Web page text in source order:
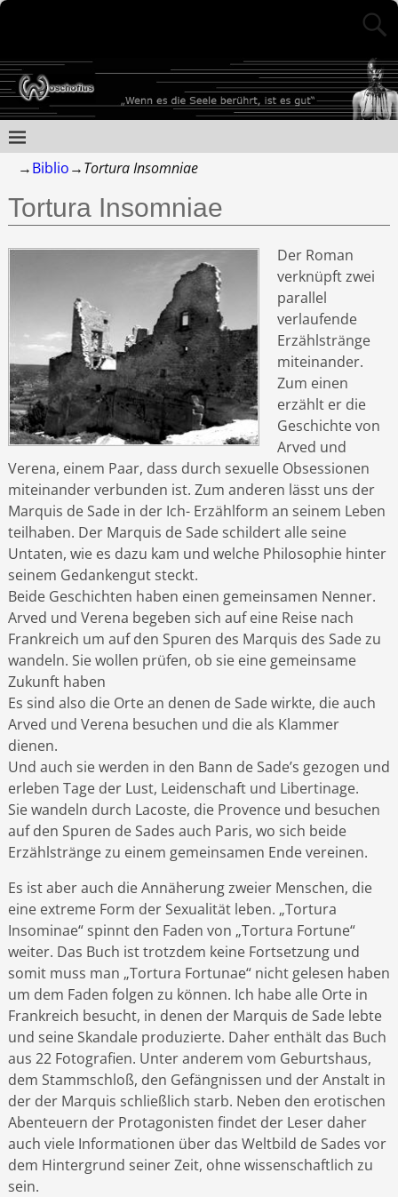
→Biblio→Tortura Insomniae
Tortura Insomniae
Der Roman
verknüpft zwei
parallel
verlaufende
Erzählstränge
miteinander.
Zum einen
erzählt er die
Geschichte von
Arved und
Verena, einem Paar, dass durch sexuelle Obsessionen
miteinander verbunden ist. Zum anderen lässt uns der
Marquis de Sade in der Ich- Erzählform an seinem Leben
teilhaben. Der Marquis de Sade schildert alle seine
Untaten, wie es dazu kam und welche Philosophie hinter
seinem Gedankengut steckt.
Beide Geschichten haben einen gemeinsamen Nenner.
Arved und Verena begeben sich auf eine Reise nach
Frankreich um auf den Spuren des Marquis des Sade zu
wandeln. Sie wollen prüfen, ob sie eine gemeinsame
Zukunft haben
Es sind also die Orte an denen de Sade wirkte, die auch
Arved und Verena besuchen und die als Klammer
dienen.
Und auch sie werden in den Bann de Sade’s gezogen und
erleben Tage der Lust, Leidenschaft und Libertinage.
Sie wandeln durch Lacoste, die Provence und besuchen
auf den Spuren de Sades auch Paris, wo sich beide
Erzählstränge zu einem gemeinsamen Ende vereinen.
Es ist aber auch die Annäherung zweier Menschen, die
eine extreme Form der Sexualität leben. „Tortura
Insominae“ spinnt den Faden von „Tortura Fortune“
weiter. Das Buch ist trotzdem keine Fortsetzung und
somit muss man „Tortura Fortunae“ nicht gelesen haben
um dem Faden folgen zu können. Ich habe alle Orte in
Frankreich besucht, in denen der Marquis de Sade lebte
und seine Skandale produzierte. Daher enthält das Buch
aus 22 Fotografien. Unter anderem vom Geburtshaus,
dem Stammschloß, den Gefängnissen und der Anstalt in
der der Marquis schließlich starb. Neben den erotischen
Abenteuern der Protagonisten findet der Leser daher
auch viele Informationen über das Weltbild de Sades vor
dem Hintergrund seiner Zeit, ohne wissenschaftlich zu
sein.